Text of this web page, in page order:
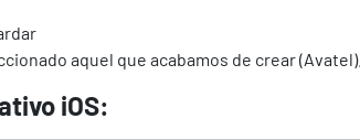
aquel que acabamos de crear (Avatel).
iOS: